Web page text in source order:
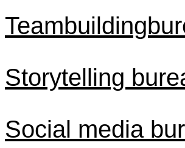
Storytelling
Social media